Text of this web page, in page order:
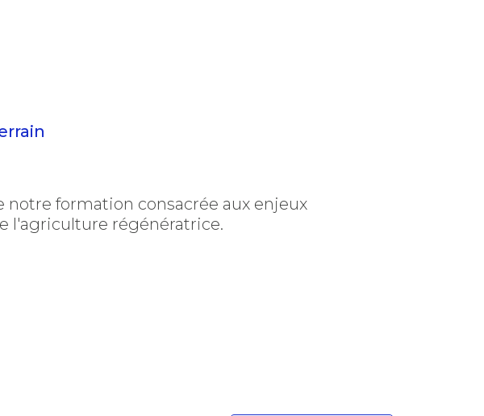
formation consacrée aux enjeux
l'agriculture régénératrice.